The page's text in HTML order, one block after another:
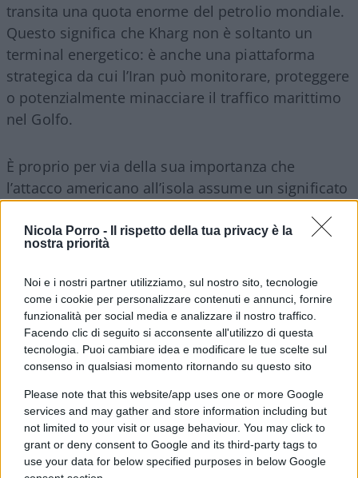
Nicola Porro -
Il rispetto della tua privacy è la
nostra priorità
Noi e i nostri partner utilizziamo, sul nostro sito, tecnologie
come i cookie per personalizzare contenuti e annunci, fornire
funzionalità per social media e analizzare il nostro traffico.
Facendo clic di seguito si acconsente all'utilizzo di questa
tecnologia. Puoi cambiare idea e modificare le tue scelte sul
consenso in qualsiasi momento ritornando su questo sito
Please note that this website/app uses one or more Google
services and may gather and store information including but
not limited to your visit or usage behaviour. You may click to
grant or deny consent to Google and its third-party tags to
use your data for below specified purposes in below Google
transita una quota enorme del petrolio mondiale.
Questo significa che Kharg non è soltanto un
terminal energetico: è anche una piattaforma
strategica da cui l’Iran può monitorare, proteggere
o potenzialmente minacciare il traffico marittimo
nel Golfo.
È proprio per via della sua importanza che
l’attacco americano all’isola assume un significato
equivale adimostrare al mondo che gli Stati
Uniti sono in grado di raggiungere con facilità
il cuore dell’economia iraniana
. Non si tratta,
pertanto, solo di un’operazione militare, ma anche
di un chiaro messaggio politico: Washington può,
in qualunque momento, mettere sotto pressione il
sistema che consente a Teheran di finanziare la
capacità militari.